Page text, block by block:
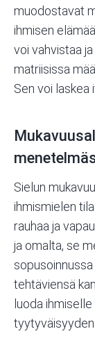
muodostavat
ihmisen
voi vahvistaa
matriisissa
Sen voi laskea
Sielun
ihmismielen
rauhaa ja
ja omalta, se
tehtäviensä
luoda
tyytyväisyyden